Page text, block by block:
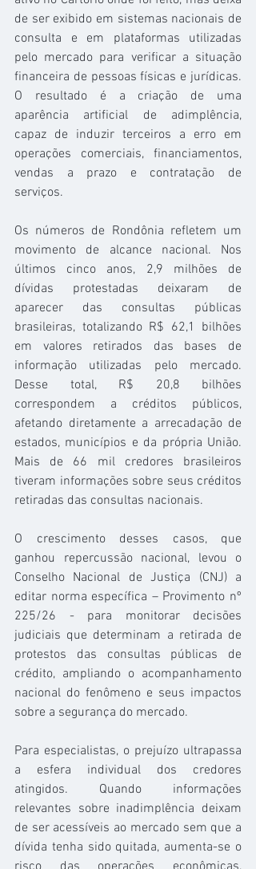
de ser exibido em sistemas nacionais de
consulta e em plataformas utilizadas
pelo mercado para verificar a situação
financeira de pessoas físicas e jurídicas.
O resultado é a criação de uma
aparência artificial de adimplência,
capaz de induzir terceiros a erro em
operações comerciais, financiamentos,
vendas a prazo e contratação de
serviços.
Os números de Rondônia refletem um
movimento de alcance nacional. Nos
últimos cinco anos, 2,9 milhões de
dívidas protestadas deixaram de
aparecer das consultas públicas
brasileiras, totalizando R$ 62,1 bilhões
em valores retirados das bases de
informação utilizadas pelo mercado.
Desse total, R$ 20,8 bilhões
correspondem a créditos públicos,
afetando diretamente a arrecadação de
estados, municípios e da própria União.
Mais de 66 mil credores brasileiros
tiveram informações sobre seus créditos
retiradas das consultas nacionais.
O crescimento desses casos, que
ganhou repercussão nacional, levou o
Conselho Nacional de Justiça (CNJ) a
editar norma específica – Provimento nº
225/26 - para monitorar decisões
judiciais que determinam a retirada de
protestos das consultas públicas de
crédito, ampliando o acompanhamento
nacional do fenômeno e seus impactos
sobre a segurança do mercado.
Para especialistas, o prejuízo ultrapassa
a esfera individual dos credores
atingidos. Quando informações
relevantes sobre inadimplência deixam
de ser acessíveis ao mercado sem que a
dívida tenha sido quitada, aumenta-se o